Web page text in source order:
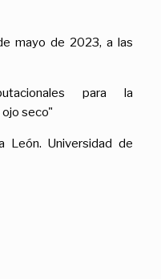
mayo de 2023, a las
para la
seco"
León. Universidad de